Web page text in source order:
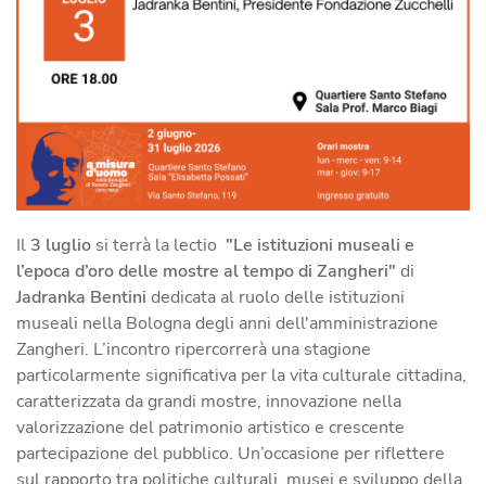
Il 3 luglio si terrà la lectio "Le istituzioni museali e
l’epoca d’oro delle mostre al tempo di Zangheri" di
Jadranka Bentini dedicata al ruolo delle istituzioni
museali nella Bologna degli anni dell'amministrazione
Zangheri. L’incontro ripercorrerà una stagione
particolarmente significativa per la vita culturale cittadina,
caratterizzata da grandi mostre, innovazione nella
valorizzazione del patrimonio artistico e crescente
partecipazione del pubblico. Un’occasione per riflettere
sul rapporto tra politiche culturali, musei e sviluppo della